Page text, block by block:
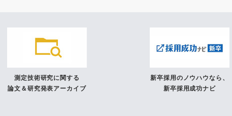
測定技術研究に関する
論文＆研究発表アーカイブ
新卒採用のノウハウなら、
新卒採用成功ナビ